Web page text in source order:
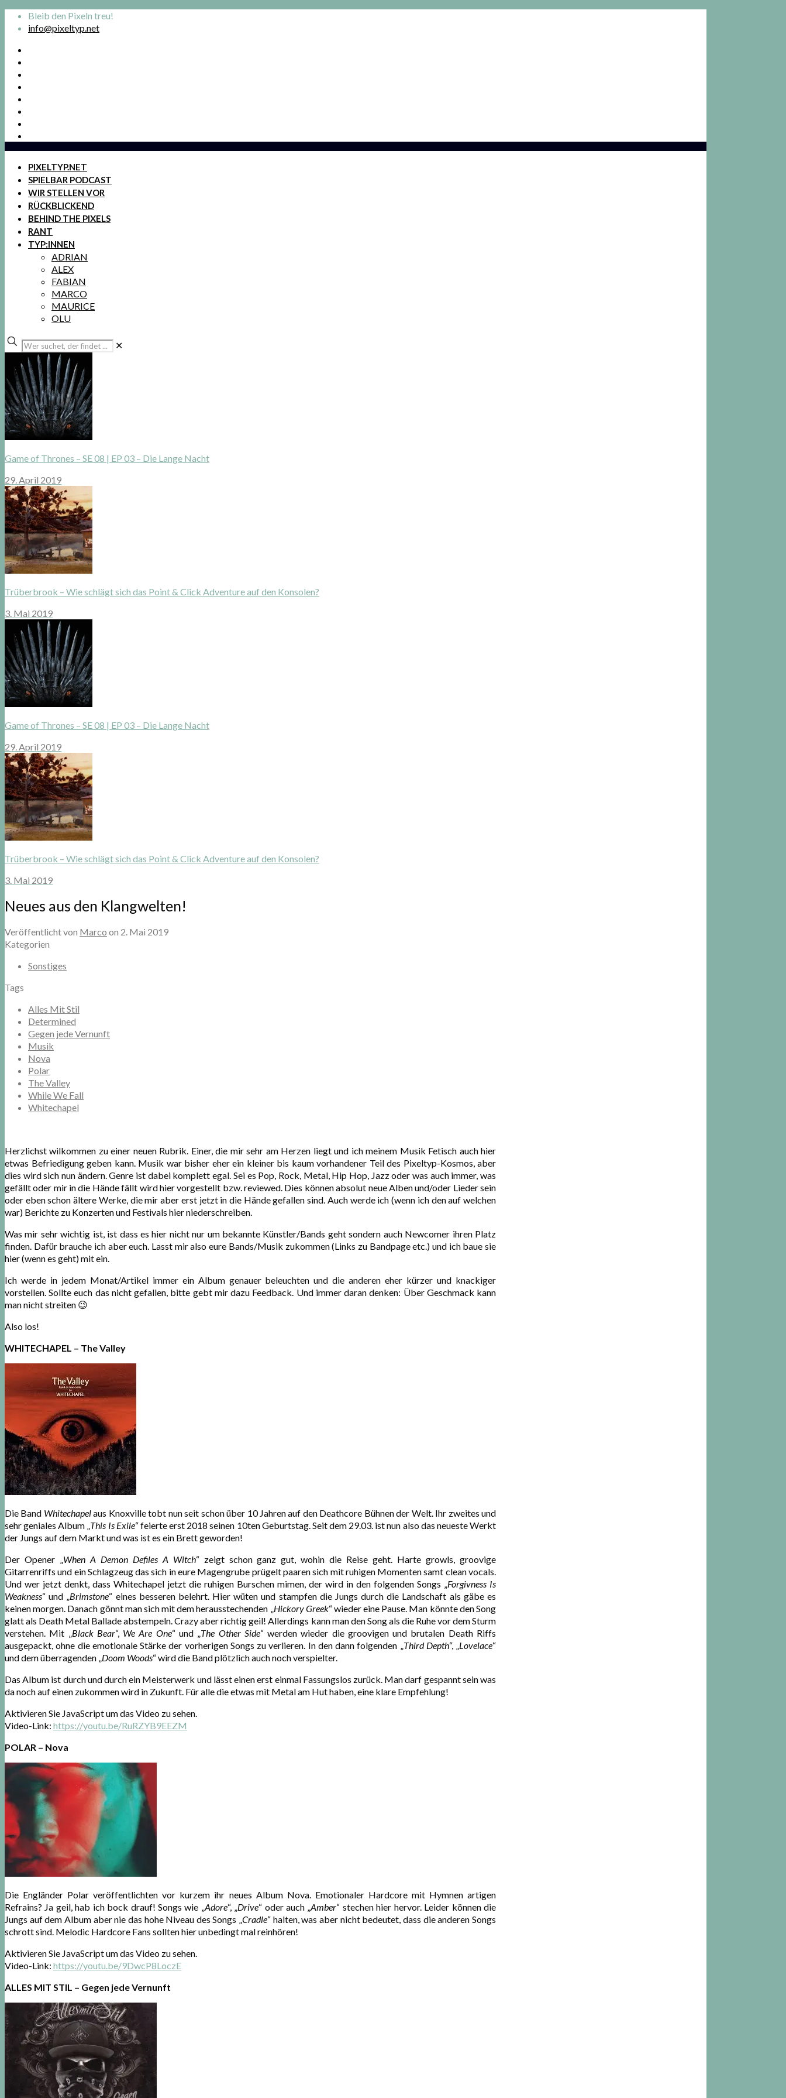
Bleib den Pixeln treu!
info@pixeltyp.net
PIXELTYP.NET
SPIELBAR PODCAST
WIR STELLEN VOR
RÜCKBLICKEND
BEHIND THE PIXELS
RANT
TYP:INNEN
ADRIAN
ALEX
FABIAN
MARCO
MAURICE
OLU
Wer
suchet,
der
findet
...
✕
Game of Thrones – SE 08 | EP 03 – Die Lange Nacht
29. April 2019
Trüberbrook – Wie schlägt sich das Point & Click Adventure auf den Konsolen?
3. Mai 2019
Game of Thrones – SE 08 | EP 03 – Die Lange Nacht
29. April 2019
Trüberbrook – Wie schlägt sich das Point & Click Adventure auf den Konsolen?
3. Mai 2019
Neues aus den Klangwelten!
Veröffentlicht von Marco on 2. Mai 2019
Kategorien
Sonstiges
Tags
Alles Mit Stil
Determined
Gegen jede Vernunft
Musik
Nova
Polar
The Valley
While We Fall
Whitechapel
Herzlichst wilkommen zu einer neuen Rubrik. Einer, die mir sehr am Herzen liegt und ich meinem Musik Fetisch auch hier
etwas Befriedigung geben kann. Musik war bisher eher ein kleiner bis kaum vorhandener Teil des Pixeltyp-Kosmos, aber
dies wird sich nun ändern. Genre ist dabei komplett egal. Sei es Pop, Rock, Metal, Hip Hop, Jazz oder was auch immer, was
gefällt oder mir in die Hände fällt wird hier vorgestellt bzw. reviewed. Dies können absolut neue Alben und/oder Lieder sein
oder eben schon ältere Werke, die mir aber erst jetzt in die Hände gefallen sind. Auch werde ich (wenn ich den auf welchen
war) Berichte zu Konzerten und Festivals hier niederschreiben.
Was mir sehr wichtig ist, ist dass es hier nicht nur um bekannte Künstler/Bands geht sondern auch Newcomer ihren Platz
finden. Dafür brauche ich aber euch. Lasst mir also eure Bands/Musik zukommen (Links zu Bandpage etc.) und ich baue sie
hier (wenn es geht) mit ein.
Ich werde in jedem Monat/Artikel immer ein Album genauer beleuchten und die anderen eher kürzer und knackiger
vorstellen. Sollte euch das nicht gefallen, bitte gebt mir dazu Feedback. Und immer daran denken: Über Geschmack kann
man nicht streiten 😉
Also los!
WHITECHAPEL – The Valley
Die Band Whitechapelaus Knoxville tobt nun seit schon über 10 Jahren auf den Deathcore Bühnen der Welt. Ihr zweites und
sehr geniales Album „ This Is Exile“ feierte erst 2018 seinen 10ten Geburtstag. Seit dem 29.03. ist nun also das neueste Werkt
der Jungs auf dem Markt und was ist es ein Brett geworden!
Der Opener „ When A Demon Defiles A Witch“ zeigt schon ganz gut, wohin die Reise geht. Harte growls, groovige
Gitarrenriffs und ein Schlagzeug das sich in eure Magengrube prügelt paaren sich mit ruhigen Momenten samt clean vocals.
Und wer jetzt denkt, dass Whitechapel jetzt die ruhigen Burschen mimen, der wird in den folgenden Songs „ Forgivness Is
Weakness“ und „ Brimstone“ eines besseren belehrt. Hier wüten und stampfen die Jungs durch die Landschaft als gäbe es
keinen morgen. Danach gönnt man sich mit dem herausstechenden „ Hickory Greek“ wieder eine Pause. Man könnte den Song
glatt als Death Metal Ballade abstempeln. Crazy aber richtig geil! Allerdings kann man den Song als die Ruhe vor dem Sturm
verstehen. Mit „ Black Bear“, We Are One“ und „ The Other Side“ werden wieder die groovigen und brutalen Death Riffs
ausgepackt, ohne die emotionale Stärke der vorherigen Songs zu verlieren. In den dann folgenden „ Third Depth“, „ Lovelace“
und dem überragenden „ Doom Woods“ wird die Band plötzlich auch noch verspielter.
Das Album ist durch und durch ein Meisterwerk und lässt einen erst einmal Fassungslos zurück. Man darf gespannt sein was
da noch auf einen zukommen wird in Zukunft. Für alle die etwas mit Metal am Hut haben, eine klare Empfehlung!
Aktivieren Sie JavaScript um das Video zu sehen.
Video-Link: https://youtu.be/RuRZYB9EEZM
POLAR – Nova
Die Engländer Polar veröffentlichten vor kurzem ihr neues Album Nova. Emotionaler Hardcore mit Hymnen artigen
Refrains? Ja geil, hab ich bock drauf! Songs wie „ Adore“, „ Drive“ oder auch „Amber“ stechen hier hervor. Leider können die
Jungs auf dem Album aber nie das hohe Niveau des Songs „Cradle“ halten, was aber nicht bedeutet, dass die anderen Songs
schrott sind. Melodic Hardcore Fans sollten hier unbedingt mal reinhören!
Aktivieren Sie JavaScript um das Video zu sehen.
Video-Link: https://youtu.be/9DwcP8LoczE
ALLES MIT STIL – Gegen jede Vernunft